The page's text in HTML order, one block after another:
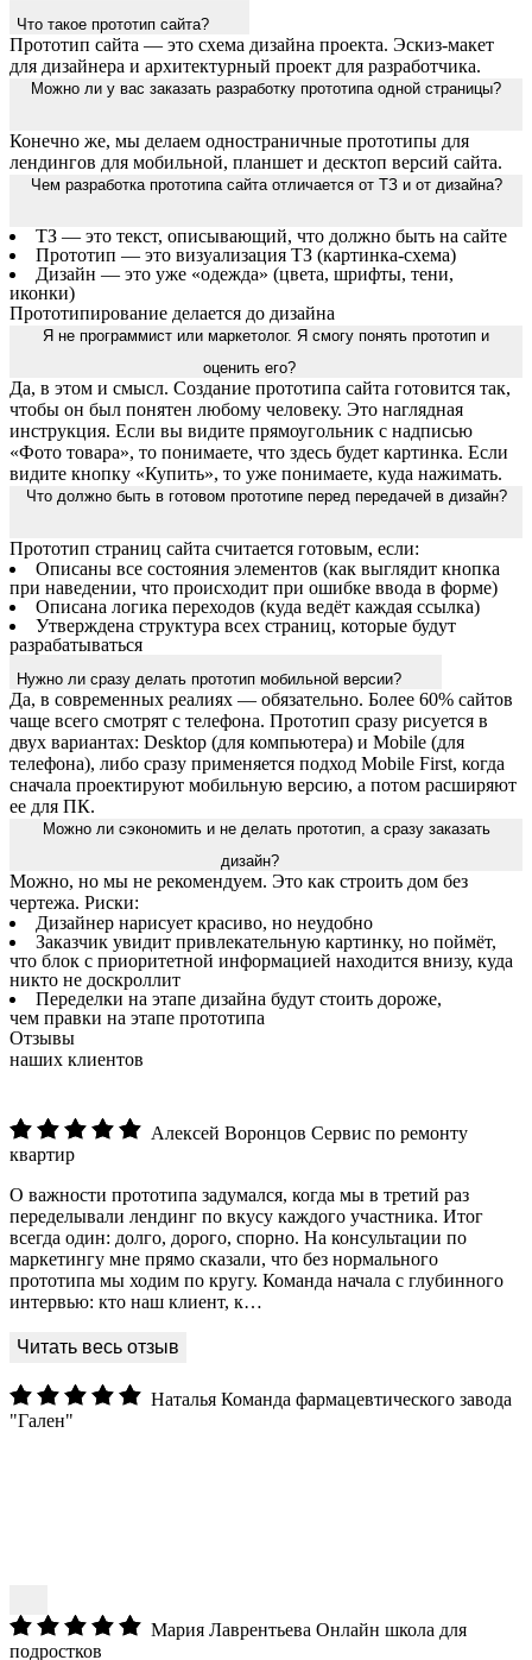
Что такое прототип сайта?
Прототип сайта — это схема дизайна проекта. Эскиз-макет
для дизайнера и архитектурный проект для разработчика.
Можно ли у вас заказать разработку прототипа одной страницы?
Конечно же, мы делаем одностраничные прототипы для
лендингов для мобильной, планшет и десктоп версий сайта.
Чем разработка прототипа сайта отличается от ТЗ и от дизайна?
ТЗ — это текст, описывающий, что должно быть на сайте
Прототип — это визуализация ТЗ (картинка-схема)
Дизайн — это уже «одежда» (цвета, шрифты, тени,
иконки)
Прототипирование делается до дизайна
Я не программист или маркетолог. Я смогу понять прототип и
оценить его?
Да, в этом и смысл. Создание прототипа сайта готовится так,
чтобы он был понятен любому человеку. Это наглядная
инструкция. Если вы видите прямоугольник с надписью
«Фото товара», то понимаете, что здесь будет картинка. Если
видите кнопку «Купить», то уже понимаете, куда нажимать.
Что должно быть в готовом прототипе перед передачей в дизайн?
Прототип страниц сайта считается готовым, если:
Описаны все состояния элементов (как выглядит кнопка
при наведении, что происходит при ошибке ввода в форме)
Описана логика переходов (куда ведёт каждая ссылка)
Утверждена структура всех страниц, которые будут
разрабатываться
Нужно ли сразу делать прототип мобильной версии?
Да, в современных реалиях — обязательно. Более 60% сайтов
чаще всего смотрят с телефона. Прототип сразу рисуется в
двух вариантах: Desktop (для компьютера) и Mobile (для
телефона), либо сразу применяется подход Mobile First, когда
сначала проектируют мобильную версию, а потом расширяют
ее для ПК.
Можно ли сэкономить и не делать прототип, а сразу заказать
дизайн?
Можно, но мы не рекомендуем. Это как строить дом без
чертежа. Риски:
Дизайнер нарисует красиво, но неудобно
Заказчик увидит привлекательную картинку, но поймёт,
что блок с приоритетной информацией находится внизу, куда
никто не доскроллит
Переделки на этапе дизайна будут стоить дороже,
чем правки на этапе прототипа
Отзывы
наших клиентов
Алексей Воронцов Сервис по ремонту
квартир
О важности прототипа задумался, когда мы в третий раз
переделывали лендинг по вкусу каждого участника. Итог
всегда один: долго, дорого, спорно. На консультации по
маркетингу мне прямо сказали, что без нормального
прототипа мы ходим по кругу. Команда начала с глубинного
интервью: кто наш клиент, к…
Наталья Команда фармацевтического завода
"Гален"
Мария Лаврентьева Онлайн школа для
подростков